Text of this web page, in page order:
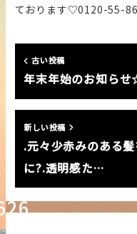
古い投稿
年末年始のお知ら
新しい投稿
.元々少赤みのある
に?.透明感た…